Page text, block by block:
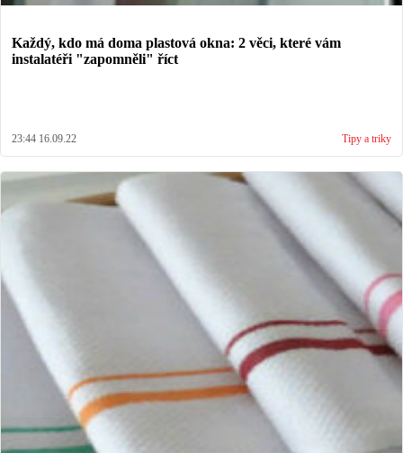
Každý, kdo má doma plastová okna: 2 věci, které vám
instalatéři "zapomněli" říct
23:44 16.09.22 Tipy a triky